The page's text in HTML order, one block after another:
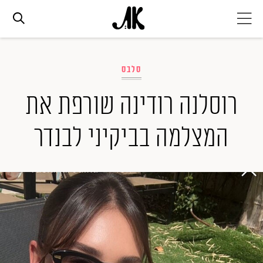
אופנה
ביוטי
סלבס
ערוצים נוספים
המגזין
סלבס
רוסלנה רודינה שורפת את
המצלמה בביקיני לבנדר